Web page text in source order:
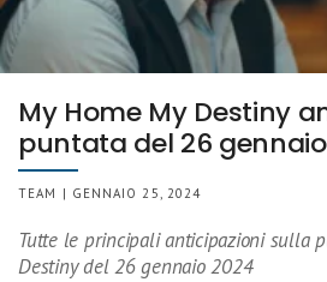
My Home My Destiny
puntata del 26 gennaio
TEAM | GENNAIO 25, 2024
Tutte le principali anticipazioni sulla
Destiny del 26 gennaio 2024